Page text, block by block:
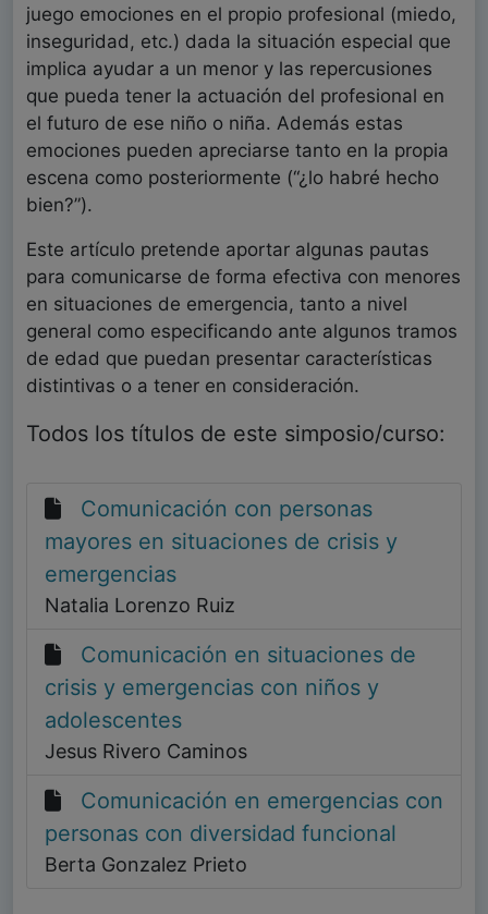
juego emociones en el propio profesional (miedo,
inseguridad, etc.) dada la situación especial que
implica ayudar a un menor y las repercusiones
que pueda tener la actuación del profesional en
el futuro de ese niño o niña. Además estas
emociones pueden apreciarse tanto en la propia
escena como posteriormente (“¿lo habré hecho
bien?”).
Este artículo pretende aportar algunas pautas
para comunicarse de forma efectiva con menores
en situaciones de emergencia, tanto a nivel
general como especificando ante algunos tramos
de edad que puedan presentar características
distintivas o a tener en consideración.
Todos los títulos de este simposio/curso:
Comunicación con personas
mayores en situaciones de crisis y
emergencias
Natalia Lorenzo Ruiz
Comunicación en situaciones de
crisis y emergencias con niños y
adolescentes
Jesus Rivero Caminos
Comunicación en emergencias con
personas con diversidad funcional
Berta Gonzalez Prieto